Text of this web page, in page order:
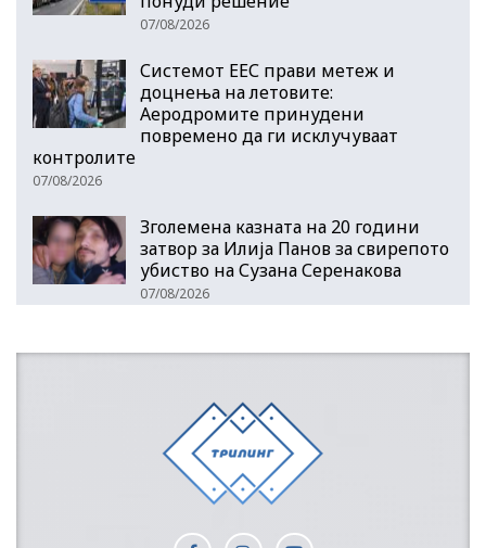
07/08/2026
Системот ЕЕС прави метеж и
доцнења на летовите:
Аеродромите принудени
повремено да ги исклучуваат
контролите
07/08/2026
Зголемена казната на 20 години
затвор за Илија Панов за свирепото
убиство на Сузана Серенакова
07/08/2026